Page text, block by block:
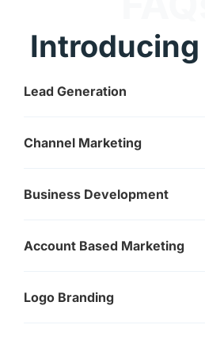
Introducing
Lead Generation
Channel Marketing
Business Development
Account Based Marketing
Logo Branding